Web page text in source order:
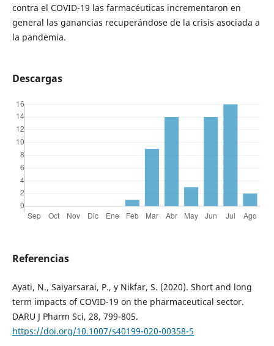
contra el COVID-19 las farmacéuticas incrementaron en
general las ganancias recuperándose de la crisis asociada a
la pandemia.
Descargas
Referencias
Ayati, N., Saiyarsarai, P., y Nikfar, S. (2020). Short and long
term impacts of COVID-19 on the pharmaceutical sector.
DARU J Pharm Sci, 28, 799-805.
https://doi.org/10.1007/s40199-020-00358-5